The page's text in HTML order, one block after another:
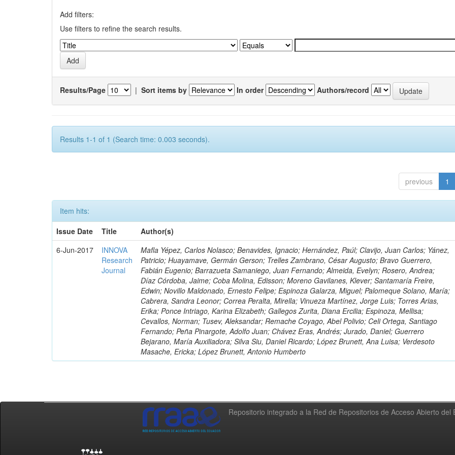
Add filters:
Use filters to refine the search results.
Results/Page | Sort items by In order Authors/record
Results 1-1 of 1 (Search time: 0.003 seconds).
previous 1
Item hits:
Issue Date
Title
Author(s)
6-Jun-2017
INNOVA
Research
Journal
Mafla Yépez, Carlos Nolasco; Benavides, Ignacio; Hernández, Paúl; Clavijo, Juan Carlos; Yánez,
Patricio; Huayamave, Germán Gerson; Trelles Zambrano, César Augusto; Bravo Guerrero,
Fabián Eugenio; Barrazueta Samaniego, Juan Fernando; Almeida, Evelyn; Rosero, Andrea;
Díaz Córdoba, Jaime; Coba Molina, Edisson; Moreno Gavilanes, Klever; Santamaría Freire,
Edwin; Novillo Maldonado, Ernesto Felipe; Espinoza Galarza, Miguel; Palomeque Solano, María;
Cabrera, Sandra Leonor; Correa Peralta, Mirella; Vinueza Martínez, Jorge Luis; Torres Arias,
Erika; Ponce Intriago, Karina Elizabeth; Gallegos Zurita, Diana Ercilia; Espinoza, Mellisa;
Cevallos, Norman; Tusev, Aleksandar; Remache Coyago, Abel Polivio; Celi Ortega, Santiago
Fernando; Peña Pinargote, Adolfo Juan; Chávez Eras, Andrés; Jurado, Daniel; Guerrero
Bejarano, María Auxiliadora; Silva Siu, Daniel Ricardo; López Brunett, Ana Luisa; Verdesoto
Masache, Ericka; López Brunett, Antonio Humberto
Repositorio integrado a la Red de Repositorios de Acceso Abierto del